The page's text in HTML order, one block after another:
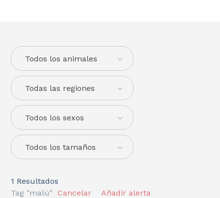
Todas las regiones
Todos los animales
Todos los sexos
Todos los tamaños
1 Resultados
Tag "malú"
Cancelar Añadir alerta